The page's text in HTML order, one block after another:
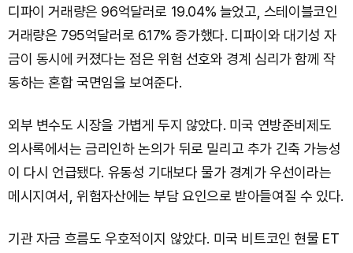
디파이 거래량은 96억달러로 19.04% 늘었고, 스테이블코인
거래량은 795억달러로 6.17% 증가했다. 디파이와 대기성 자
금이 동시에 커졌다는 점은 위험 선호와 경계 심리가 함께 작
동하는 혼합 국면임을 보여준다.
외부 변수도 시장을 가볍게 두지 않았다. 미국 연방준비제도
의사록에서는 금리인하 논의가 뒤로 밀리고 추가 긴축 가능성
이 다시 언급됐다. 유동성 기대보다 물가 경계가 우선이라는
메시지여서, 위험자산에는 부담 요인으로 받아들여질 수 있다.
기관 자금 흐름도 우호적이지 않았다. 미국 비트코인 현물 ET